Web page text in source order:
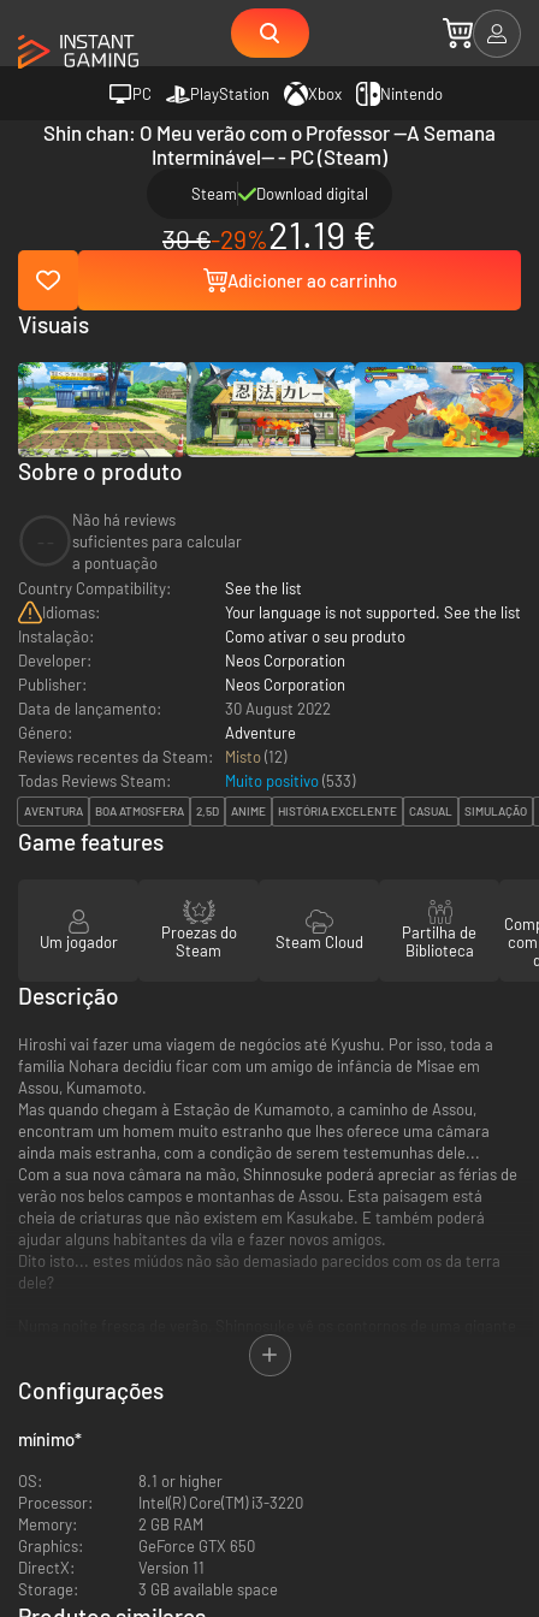
PC PlayStation Xbox Nintendo
Shin chan: O Meu verão com o Professor —A Semana
Interminável— - PC (Steam)
Steam Download digital
30 €-29%21.19 €
Adicioner ao carrinho
Sobre o produto
Não há reviews
suficientes para calcular
a pontuação
Country Compatibility:
See the list
Idiomas:
Your language is not supported. See the list
Instalação:
Como ativar o seu produto
Developer:
Neos Corporation
Publisher:
Neos Corporation
Data de lançamento:
30 August 2022
Género:
Adventure
Reviews recentes da Steam:
Misto(12)
Todas Reviews Steam:
Muito positivo(533)
AVENTURA BOA ATMOSFERA 2,5D ANIME HISTÓRIA EXCELENTE CASUAL SIMULAÇÃO
Visuais
Game features
Um jogador
Proezas do
Steam
Steam Cloud
Partilha de
Biblioteca
Descrição
Hiroshi vai fazer uma viagem de negócios até Kyushu. Por isso, toda a
família Nohara decidiu ficar com um amigo de infância de Misae em
Assou, Kumamoto.
Mas quando chegam à Estação de Kumamoto, a caminho de Assou,
encontram um homem muito estranho que lhes oferece uma câmara
ainda mais estranha, com a condição de serem testemunhas dele...
Com a sua nova câmara na mão, Shinnosuke poderá apreciar as férias de
verão nos belos campos e montanhas de Assou. Esta paisagem está
cheia de criaturas que não existem em Kasukabe. E também poderá
ajudar alguns habitantes da vila e fazer novos amigos.
Dito isto... estes miúdos não são demasiado parecidos com os da terra
dele?
criatura em contraste com a luz da lua cheia. Junto à criatura, está um
homem estranho com um bizarro sorriso.
É o mesmo homem estranho que lhe deu a câmara na estação...
acontecem coisas cada vez mais estranhas em Assou...
Férias de Verão
Exercício matinal em Assou
Configurações
mínimo*
OS:
8.1 or higher
Processor:
Intel(R) Core(TM) i3-3220
Memory:
2 GB RAM
Graphics:
GeForce GTX 650
DirectX:
Version 11
Storage:
3 GB available space